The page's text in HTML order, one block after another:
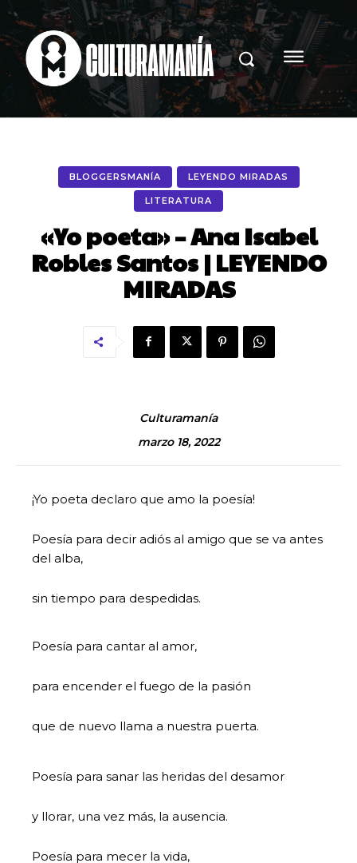
BLOGGERSMANÍA LEYENDO MIRADAS
LITERATURA
«Yo poeta» – Ana Isabel
Robles Santos | LEYENDO
MIRADAS
Culturamanía
marzo 18, 2022
¡Yo poeta declaro que amo la poesía!
Poesía para decir adiós al amigo que se va antes
del alba,
sin tiempo para despedidas.
Poesía para cantar al amor,
para encender el fuego de la pasión
que de nuevo llama a nuestra puerta.
Poesía para sanar las heridas del desamor
y llorar, una vez más, la ausencia.
Poesía para mecer la vida,